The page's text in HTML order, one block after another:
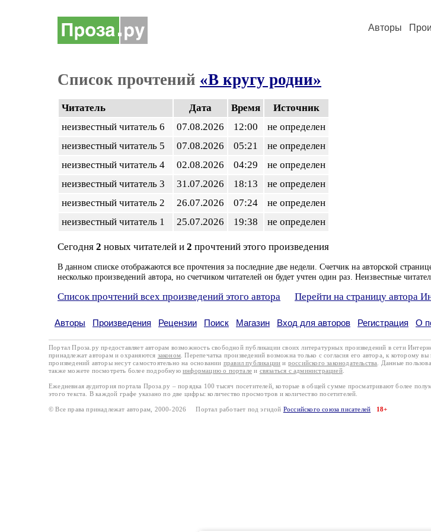
Авторы
Список прочтений «В кругу родни»
Читатель Дата Время
Источник
неизвестный читатель 6
07.08.2026 12:00
не определен
неизвестный читатель 5
07.08.2026 05:21
не определен
неизвестный читатель 4
02.08.2026 04:29
не определен
неизвестный читатель 3
31.07.2026 18:13
не определен
неизвестный читатель 2
26.07.2026 07:24
не определен
неизвестный читатель 1
25.07.2026 19:38 не определен
Сегодня 2 новых читателей и 2 прочтений этого произведения
В данном списке отображаются все прочтения за последние две недели. Счетчик на авторской
несколько произведений автора, но счетчиком читателей он будет учтен один раз. Неизвестные
Список прочтений всех произведений этого автора Перейти на страницу автора
Авторы Произведения Рецензии Поиск Магазин Вход для авторов Регистрация О
Портал Проза.ру предоставляет авторам возможность свободной публикации своих литературных произведений в сети
принадлежат авторам и охраняются законом . Перепечатка произведений возможна только с согласия его автора, к которому
произведений авторы несут самостоятельно на основании правил публикации и российского законодательства . Данные
также можете посмотреть более подробную информацию о портале и связаться с администрацией.
Ежедневная аудитория портала Проза.ру – порядка 100 тысяч посетителей, которые в общей сумме просматривают более
этого текста. В каждой графе указано по две цифры: количество просмотров и количество посетителей.
© Все права принадлежат авторам, 2000-2026 Портал работает под эгидой Российского союза писателей 18+